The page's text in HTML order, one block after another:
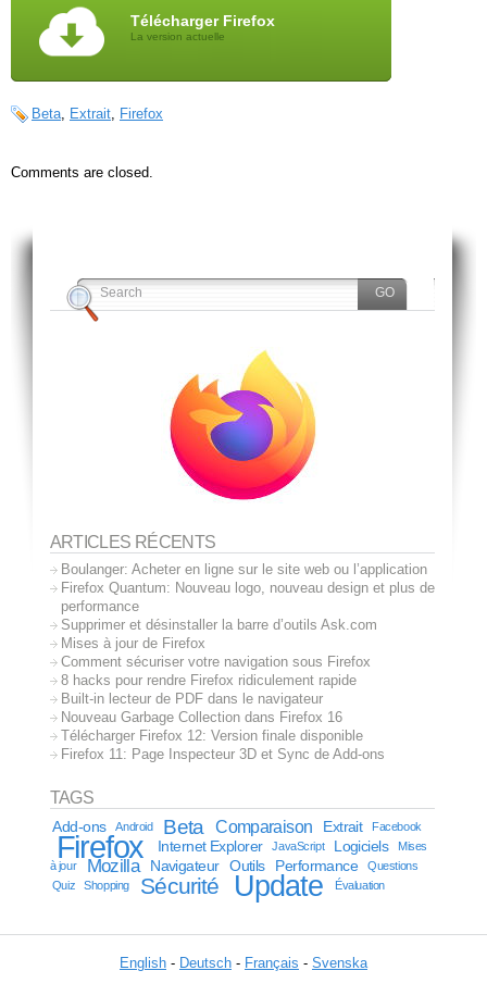
Télécharger Firefox
La version actuelle
Beta, Extrait, Firefox
Comments are closed.
ARTICLES RÉCENTS
Boulanger: Acheter en ligne sur le site web ou l’application
Firefox Quantum: Nouveau logo, nouveau design et plus de
performance
Supprimer et désinstaller la barre d’outils Ask.com
Mises à jour de Firefox
Comment sécuriser votre navigation sous Firefox
8 hacks pour rendre Firefox ridiculement rapide
Built-in lecteur de PDF dans le navigateur
Nouveau Garbage Collection dans Firefox 16
Télécharger Firefox 12: Version finale disponible
Firefox 11: Page Inspecteur 3D et Sync de Add-ons
TAGS
Add-ons Android Beta Comparaison Extrait Facebook
Firefox Internet Explorer JavaScript Logiciels
Mises
à jour
Mozilla Navigateur Outils Performance
Questions
Quiz
Shopping Sécurité Update Évaluation
English - Deutsch - Français - Svenska